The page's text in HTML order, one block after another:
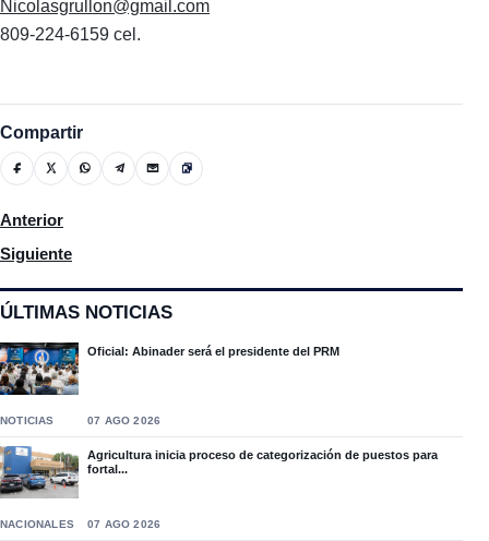
ÚLTIMAS NOTICIAS
Oficial: Abinader será el presidente del PRM
NOTICIAS 07 AGO 2026
Agricultura inicia proceso de categorización de puestos para
fortal...
NACIONALES 07 AGO 2026
Nicolasgrullon@gmail.com
809-224-6159 cel.
Compartir
Artículo anterior: Anuncia el gobierno dominicano reforzará la
Anterior
Artículo siguiente: Recientes estadísticas registran 32
Siguiente